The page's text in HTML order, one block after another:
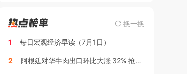
换一换
1 每日宏观经济早读（7月1日）
2 阿根廷对华牛肉出口环比大涨 32% 抢占市场增量